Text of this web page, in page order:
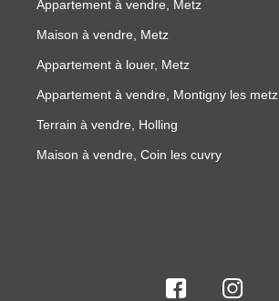
Appartement à vendre, Metz
Maison à vendre, Metz
Appartement à louer, Metz
Appartement à vendre, Montigny les metz
Terrain à vendre, Holling
Maison à vendre, Coin les cuvry